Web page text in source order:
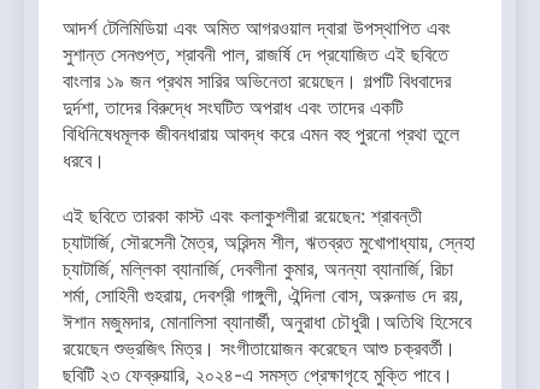
আদর্শ টেলিমিডিয়া এবং অমিত আগরওয়াল দ্বারা উপস্থাপিত এবং
সুশান্ত সেনগুপ্ত, শ্রাবনী পাল, রাজর্ষি দে প্রযোজিত এই ছবিতে
বাংলার ১৯ জন প্রথম সারির অভিনেতা রয়েছেন। গল্পটি বিধবাদের
দুর্দশা, তাদের বিরুদ্ধে সংঘটিত অপরাধ এবং তাদের একটি
বিধিনিষেধমূলক জীবনধারায় আবদ্ধ করে এমন বহু পুরনো প্রথা তুলে
ধরবে।
এই ছবিতে তারকা কাস্ট এবং কলাকুশলীরা রয়েছেন: শ্রাবন্তী
চ্যাটার্জি, সৌরসেনী মৈত্র, অরিন্দম শীল, ঋতব্রত মুখোপাধ্যায়, স্নেহা
চ্যাটার্জি, মল্লিকা ব্যানার্জি, দেবলীনা কুমার, অনন্যা ব্যানার্জি, রিচা
শর্মা, সোহিনী গুহরায়, দেবশ্রী গাঙ্গুলী, ঐন্দিলা বোস, অরুনাভ দে রয়,
ঈশান মজুমদার, মোনালিসা ব্যানার্জী, অনুরাধা চৌধুরী।অতিথি হিসেবে
রয়েছেন শুভ্রজিৎ মিত্র। সংগীতায়োজন করেছেন আশু চক্রবর্তী।
ছবিটি ২৩ ফেব্রুয়ারি, ২০২৪-এ সমস্ত প্রেক্ষাগৃহে মুক্তি পাবে।